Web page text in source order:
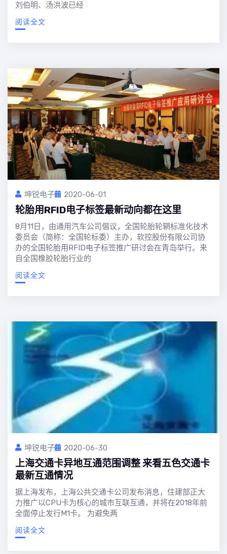
刘伯明、汤洪波已经
阅读全文
坤锐电子 2020-06-01
轮胎用RFID电子标签最新动向都在这里
8月11日，由通用汽车公司倡议，全国轮胎轮辋标准化技术
委员会（简称：全国轮标委）主办，软控股份有限公司协
办的全国轮胎用RFID电子标签推广研讨会在青岛举行。来
自全国橡胶轮胎行业的
阅读全文
坤锐电子 2020-06-30
上海交通卡异地互通范围调整 来看五色交通卡
最新互通情况
据上海发布，上海公共交通卡公司发布消息，住建部正大
力推广以CPU卡为核心的城市互联互通，并将在2018年前
全面停止发行M1卡。 为避免两
阅读全文